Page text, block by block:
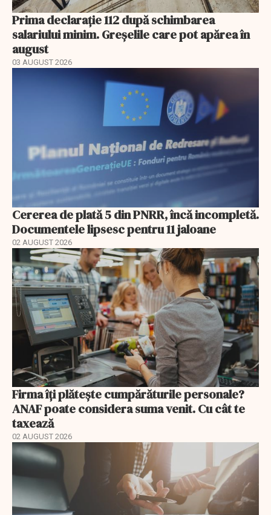
Prima declarație 112 după schimbarea
salariului minim. Greșelile care pot apărea în
august
03 AUGUST 2026
Cererea de plată 5 din PNRR, încă incompletă.
Documentele lipsesc pentru 11 jaloane
02 AUGUST 2026
Firma îți plătește cumpărăturile personale?
ANAF poate considera suma venit. Cu cât te
taxează
02 AUGUST 2026